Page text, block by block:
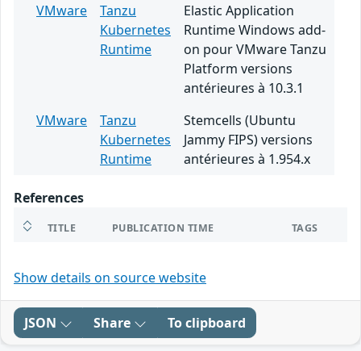
VMware
Tanzu
Kubernetes
Runtime
Elastic Application
Runtime Windows add-
on pour VMware Tanzu
Platform versions
antérieures à 10.3.1
VMware
Tanzu
Kubernetes
Runtime
Stemcells (Ubuntu
Jammy FIPS) versions
antérieures à 1.954.x
References
TITLE PUBLICATION TIME TAGS
Show details on source website
JSON Share To clipboard